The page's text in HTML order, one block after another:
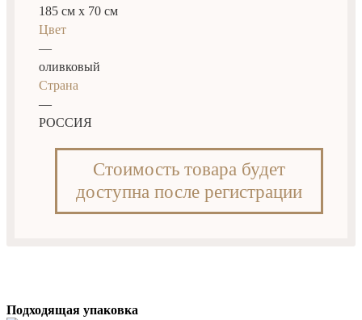
185 см x 70 см
Цвет
—
оливковый
Страна
—
РОССИЯ
Стоимость товара будет
доступна после регистрации
Подходящая упаковка